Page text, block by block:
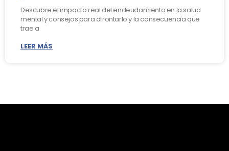
Descubre el impacto real del endeudamiento en la salud
mental y consejos para afrontarlo y la consecuencia que
trae a
LEER MÁS